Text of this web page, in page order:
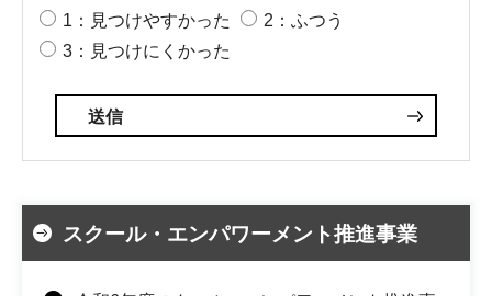
1：見つけやすかった
2：ふつう
3：見つけにくかった
スクール・エンパワーメント推進事業